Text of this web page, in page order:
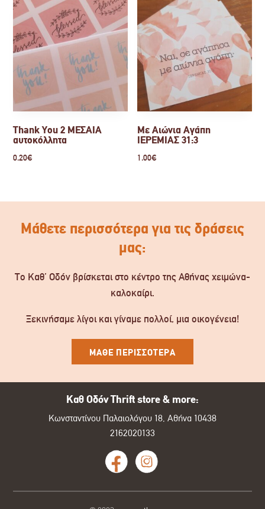
Thank You 2 ΜΕΣΑΙΑ
αυτοκόλλητα
0.20€
Με Αιώνια Αγάπη
ΙΕΡΕΜΙΑΣ 31:3
1.00€
Μάθετε περισσότερα για τις δράσεις
μας:
Το Καθ’ Οδόν βρίσκεται στο κέντρο της Αθήνας χειμώνα-
καλοκαίρι.
Ξεκινήσαμε λίγοι και γίναμε πολλοί, μια οικογένεια!
ΜΑΘΕ ΠΕΡΙΣΣΟΤΕΡΑ
Καθ Οδόν Thrift store & more:
Κωνσταντίνου Παλαιολόγου 18, Αθήνα 10438
2162020133